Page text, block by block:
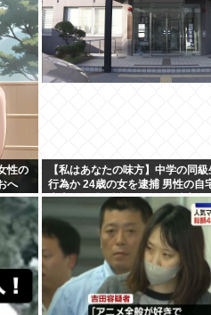
性の
へ
【私はあなたの味方】中学の同
行為か 24歳の女を逮捕 男性の自
庫本など繰り返し届ける / 兵庫県